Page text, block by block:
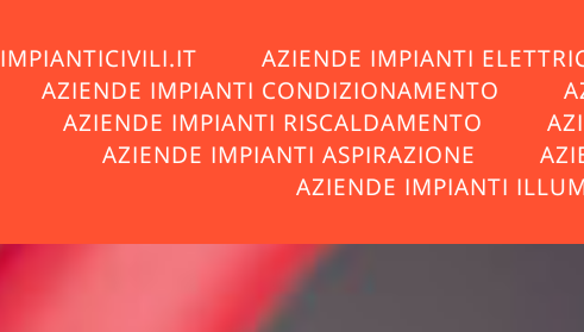
IMPIANTICIVILI.IT AZIENDE IMPIANTI
AZIENDE IMPIANTI CONDIZIONAMENTO
AZIENDE IMPIANTI RISCALDAMENTO
AZIENDE IMPIANTI ASPIRAZIONE
AZIENDE IMPIANTI